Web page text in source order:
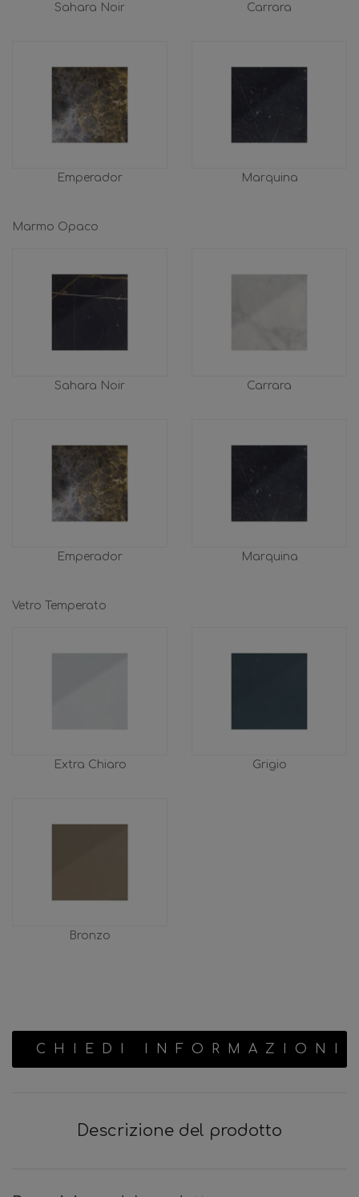
Sahara Noir Carrara
Emperador Marquina
Marmo Opaco
Sahara Noir Carrara
Emperador Marquina
Vetro Temperato
Extra Chiaro Grigio
Bronzo
CHIEDI INFORMAZIONI
Descrizione del prodotto